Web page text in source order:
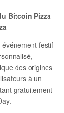
Bitcoin Pizza
événement festif
des origines
à un
gratuitement